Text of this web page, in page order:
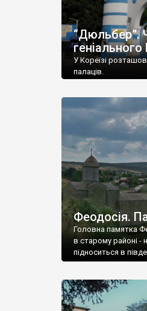
“Дюльбер”.
У Кореїзі
палаців.
Феодосія.
Головна памятка
в старому районі -
підноситься в